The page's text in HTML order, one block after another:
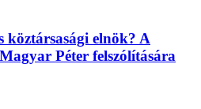
köztársasági elnök? A
Péter felszólítására